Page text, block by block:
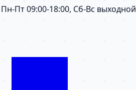
Пн-Пт 09:00-18:00, Сб-Вс выходной